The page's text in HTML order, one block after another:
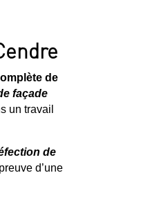
de
façade
un travail
de
d’une